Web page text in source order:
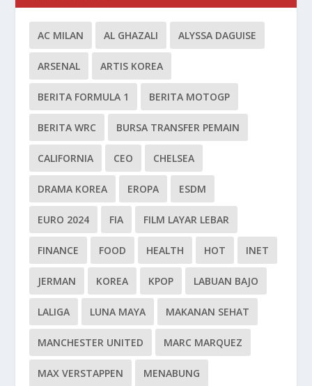
AC MILAN AL GHAZALI ALYSSA DAGUISE
ARSENAL ARTIS KOREA
BERITA FORMULA 1 BERITA MOTOGP
BERITA WRC BURSA TRANSFER PEMAIN
CALIFORNIA CEO CHELSEA
DRAMA KOREA EROPA ESDM
EURO 2024 FIA FILM LAYAR LEBAR
FINANCE FOOD HEALTH HOT INET
JERMAN KOREA KPOP LABUAN BAJO
LALIGA LUNA MAYA MAKANAN SEHAT
MANCHESTER UNITED MARC MARQUEZ
MAX VERSTAPPEN MENABUNG